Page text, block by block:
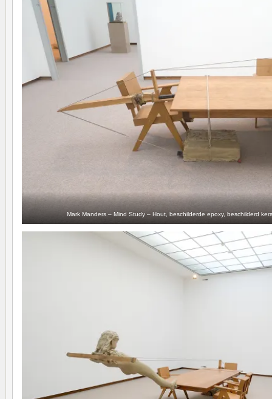
Mark Manders – Mind Study – Hout, beschilderde epoxy, beschilderd